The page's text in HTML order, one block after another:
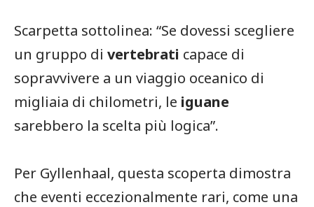
Scarpetta sottolinea: “Se dovessi scegliere
un gruppo di vertebrati capace di
sopravvivere a un viaggio oceanico di
migliaia di chilometri, le iguane
sarebbero la scelta più logica”.
Per Gyllenhaal, questa scoperta dimostra
che eventi eccezionalmente rari, come una